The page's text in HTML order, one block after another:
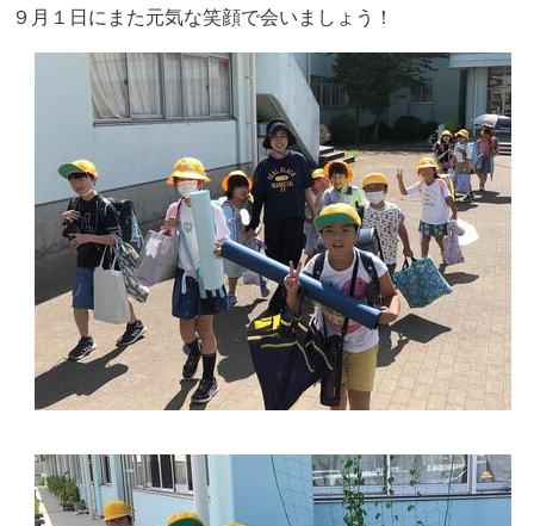
９月１日にまた元気な笑顔で会いましょう！